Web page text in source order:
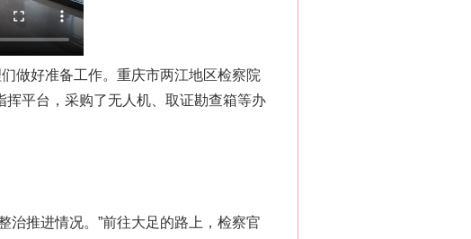
做好准备工作。重庆市两江地区检察院
平台，采购了无人机、取证勘查箱等办
推进情况。”前往大足的路上，检察官